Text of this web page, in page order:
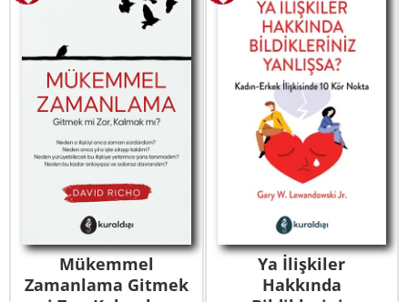
Mükemmel
Zamanlama Gitmek
Ya İlişkiler
Hakkında